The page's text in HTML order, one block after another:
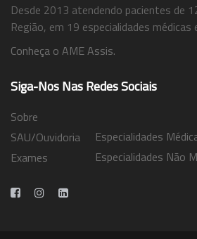
Desde 2013 atendendo pacientes de
Região, em 19 especialidades médicas
Conheça o AME Assis.
Siga-Nos Nas Redes Sociais
Sobre
SAU/Ouvidoria
Exames
Especialidades
Especialidades Não